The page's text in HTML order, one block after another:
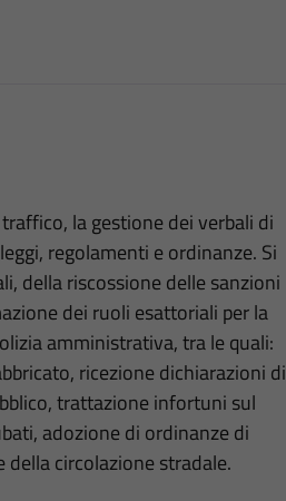
la gestione dei verbali di
regolamenti e ordinanze. Si
della riscossione delle sanzioni
dei ruoli esattoriali per la
amministrativa, tra le quali:
ricezione dichiarazioni di
trattazione infortuni sul
adozione di ordinanze di
circolazione stradale.